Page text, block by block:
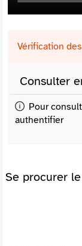
Vérification
Consulter
Pour
authentifier
Se procurer